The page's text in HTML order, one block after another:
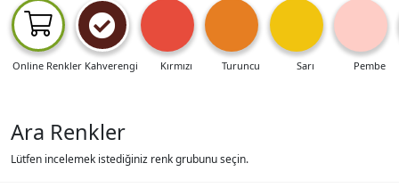
Online Renkler Kahverengi Kırmızı Turuncu Sarı Pembe
Ara Renkler
Lütfen incelemek istediğiniz renk grubunu seçin.